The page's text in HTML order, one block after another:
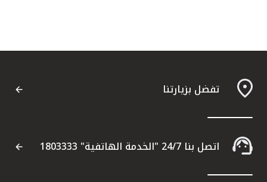
تفضل بزيارتنا
اتصل بنا 24/7 "الخدمة الهاتفية" 1803333